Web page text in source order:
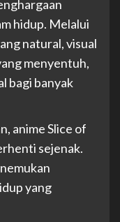
hidup. Melalui
natural, visual
menyentuh,
bagi banyak
anime Slice of
sejenak.
yang